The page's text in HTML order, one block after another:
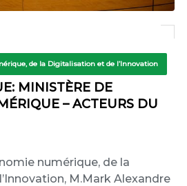
de la Digitalisation et de l’Innovation
MINISTÈRE DE
– ACTEURS DU
numérique, de la
M.Mark Alexandre